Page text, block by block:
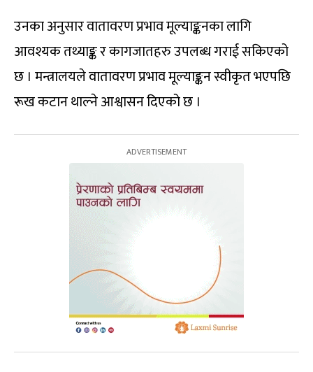
उनका अनुसार वातावरण प्रभाव मूल्याङ्कनका लागि
आवश्यक तथ्याङ्क र कागजातहरु उपलब्ध गराई सकिएको
छ । मन्त्रालयले वातावरण प्रभाव मूल्याङ्कन स्वीकृत भएपछि
रूख कटान थाल्ने आश्वासन दिएको छ ।